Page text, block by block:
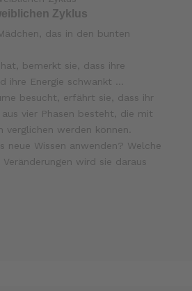
Zyklus
das in den bunten
bemerkt sie, dass ihre
ihre Energie schwankt …
besucht, erfährt sie, dass ihr
vier Phasen besteht, die mit
verglichen werden können.
neue Wissen anwenden? Welche
wird sie daraus